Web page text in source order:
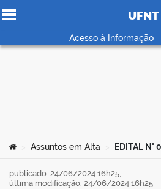
Ir para o conteúdo
UFNT
Acesso à Informação
Você está aqui:
Assuntos em Alta
publicado: 24/06/2024 16h25,
última modificação: 24/06/2024 16h25